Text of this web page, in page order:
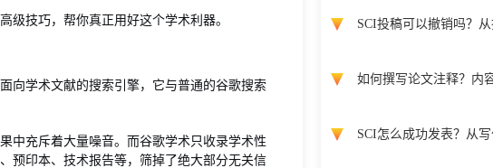
级技巧，帮你真正用好这个学术利器。
向学术文献的搜索引擎，它与普通的谷歌搜索
中充斥着大量噪音。而谷歌学术只收录学术性
预印本、技术报告等，筛掉了绝大部分无关信
SCI投稿可以撤销吗？
如何撰写论文注释？内
SCI怎么成功发表？从